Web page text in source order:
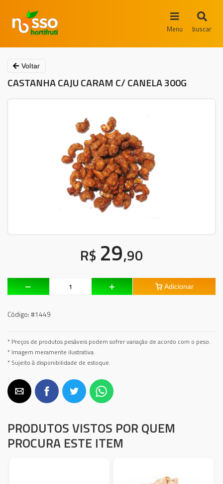
Menu buscar
Voltar
CASTANHA CAJU CARAM C/ CANELA 300G
R$ 29,90
Adicionar
Código:#1449
* Preços de produtos pesáveis podem sofrer variação de acordo com o peso.
* Imagem meramente ilustrativa.
* Sujeito à disponibilidade de estoque.
PRODUTOS VISTOS POR QUEM
PROCURA ESTE ITEM